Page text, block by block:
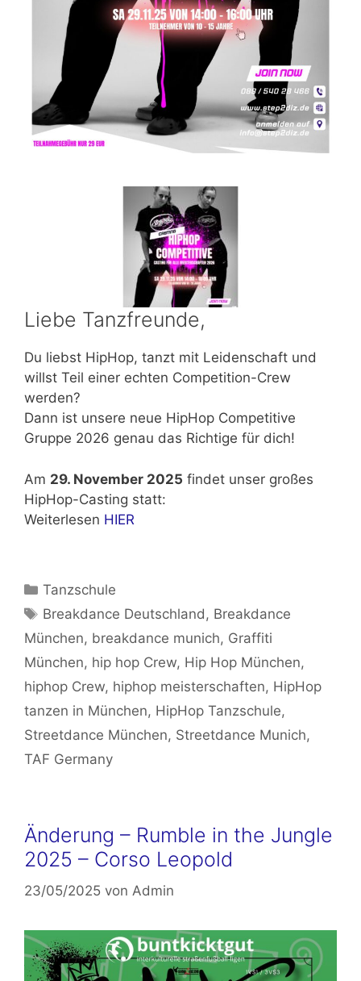
Liebe Tanzfreunde,
Du liebst HipHop, tanzt mit Leidenschaft und
willst Teil einer echten Competition-Crew
werden?
Dann ist unsere neue HipHop Competitive
Gruppe 2026 genau das Richtige für dich!
Am 29. November 2025 findet unser großes
HipHop-Casting statt:
Weiterlesen HIER
Kategorien
Tanzschule
Schlagwörter
Breakdance Deutschland, Breakdance
München, breakdance munich, Graffiti
München, hip hop Crew, Hip Hop München,
hiphop Crew, hiphop meisterschaften, HipHop
tanzen in München, HipHop Tanzschule,
Streetdance München, Streetdance Munich,
TAF Germany
Änderung – Rumble in the Jungle
2025 – Corso Leopold
23/05/2025 von Admin